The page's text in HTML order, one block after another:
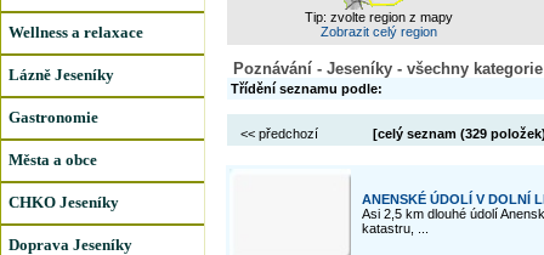
Wellness a relaxace
Lázně Jeseníky
Gastronomie
Města a obce
CHKO Jeseníky
Doprava Jeseníky
Tip: zvolte region z mapy
Zobrazit celý region
Poznávání - Jeseníky - všechny kategorie
Třídění seznamu podle:
<< předchozí [celý seznam (329 položek
ANENSKÉ ÚDOLÍ V DOLNÍ
Asi 2,5 km dlouhé údolí
katastru, ...